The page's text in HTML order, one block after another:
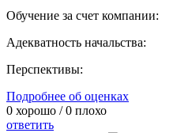
Обучение за счет компании:
Адекватность начальства:
Перспективы:
Подробнее об оценках
0 хорошо /0 плохо
ответить